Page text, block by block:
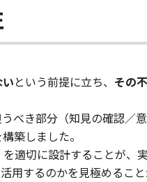
という前提に立ち、 その
べき部分（知見の確認／
築しました。
適切に設計することが、
するのかを見極めること